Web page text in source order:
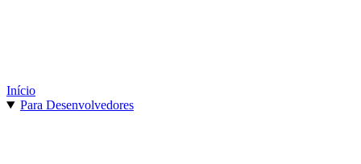
Início
Para Desenvolvedores